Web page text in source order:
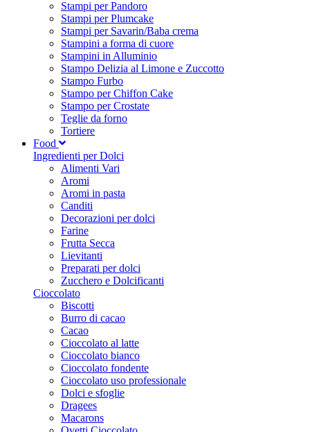
Stampi per Pandoro
Stampi per Plumcake
Stampi per Savarin/Baba crema
Stampini a forma di cuore
Stampini in Alluminio
Stampo Delizia al Limone e Zuccotto
Stampo Furbo
Stampo per Chiffon Cake
Stampo per Crostate
Teglie da forno
Tortiere
Food
Ingredienti per Dolci
Alimenti Vari
Aromi
Aromi in pasta
Canditi
Decorazioni per dolci
Farine
Frutta Secca
Lievitanti
Preparati per dolci
Zucchero e Dolcificanti
Cioccolato
Biscotti
Burro di cacao
Cacao
Cioccolato al latte
Cioccolato bianco
Cioccolato fondente
Cioccolato uso professionale
Dolci e sfoglie
Dragees
Macarons